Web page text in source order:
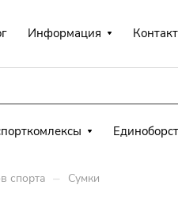
Информация
спорта – Сумки